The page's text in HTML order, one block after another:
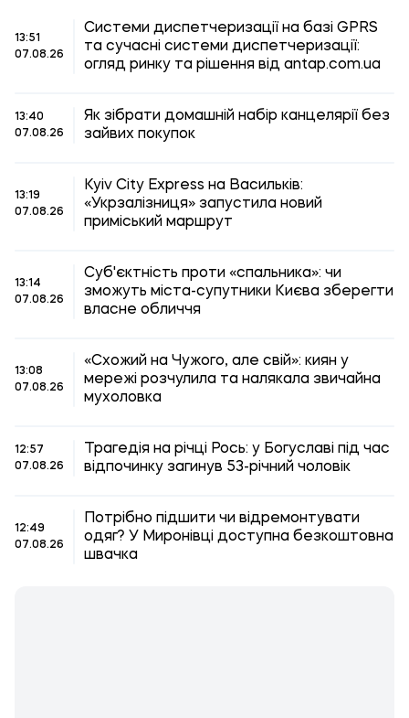
13:51
07.08.26
Системи диспетчеризації на базі GPRS
та сучасні системи диспетчеризації:
огляд ринку та рішення від antap.com.ua
13:40
07.08.26
Як зібрати домашній набір канцелярії без
зайвих покупок
13:19
07.08.26
Kyiv City Express на Васильків:
«Укрзалізниця» запустила новий
приміський маршрут
13:14
07.08.26
Суб'єктність проти «спальника»: чи
зможуть міста-супутники Києва зберегти
власне обличчя
13:08
07.08.26
«Схожий на Чужого, але свій»: киян у
мережі розчулила та налякала звичайна
мухоловка
12:57
07.08.26
Трагедія на річці Рось: у Богуславі під час
відпочинку загинув 53-річний чоловік
12:49
07.08.26
Потрібно підшити чи відремонтувати
одяг? У Миронівці доступна безкоштовна
швачка